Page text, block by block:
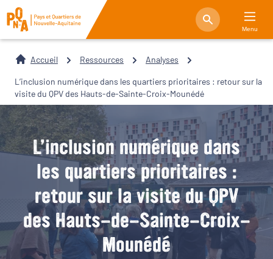
Menu
Accueil Ressources Analyses
L’inclusion numérique dans les quartiers prioritaires : retour sur la
visite du QPV des Hauts-de-Sainte-Croix-Mounédé
L’inclusion numérique dans
les quartiers prioritaires :
retour sur la visite du QPV
des Hauts-de-Sainte-Croix-
Mounédé